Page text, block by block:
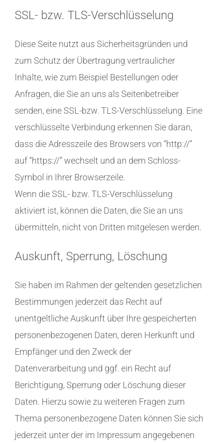
SSL- bzw. TLS-Verschlüsselung
Diese Seite nutzt aus Sicherheitsgründen und
zum Schutz der Übertragung vertraulicher
Inhalte, wie zum Beispiel Bestellungen oder
Anfragen, die Sie an uns als Seitenbetreiber
senden, eine SSL-bzw. TLS-Verschlüsselung. Eine
verschlüsselte Verbindung erkennen Sie daran,
dass die Adresszeile des Browsers von “http://”
auf “https://” wechselt und an dem Schloss-
Symbol in Ihrer Browserzeile.
Wenn die SSL- bzw. TLS-Verschlüsselung
aktiviert ist, können die Daten, die Sie an uns
übermitteln, nicht von Dritten mitgelesen werden.
Auskunft, Sperrung, Löschung
Sie haben im Rahmen der geltenden gesetzlichen
Bestimmungen jederzeit das Recht auf
unentgeltliche Auskunft über Ihre gespeicherten
personenbezogenen Daten, deren Herkunft und
Empfänger und den Zweck der
Datenverarbeitung und ggf. ein Recht auf
Berichtigung, Sperrung oder Löschung dieser
Daten. Hierzu sowie zu weiteren Fragen zum
Thema personenbezogene Daten können Sie sich
jederzeit unter der im Impressum angegebenen